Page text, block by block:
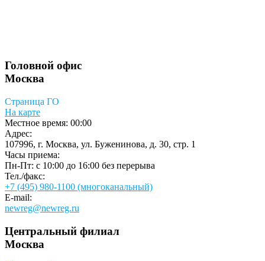
Головной офис
Москва
Страница ГО
На карте
Местное время: 00:00
Адрес:
107996, г. Москва, ул. Буженинова, д. 30, стр. 1
Часы приема:
Пн-Пт: c 10:00 до 16:00 без перерыва
Тел./факс:
+7 (495) 980-1100 (многоканальный)
E-mail:
newreg@newreg.ru
Центральный филиал
Москва